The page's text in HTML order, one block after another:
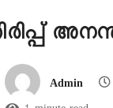
Admin